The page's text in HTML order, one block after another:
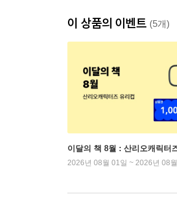
이 상품의 이벤트 (5개)
이달의 책 8월 : 산리오캐릭터
2026년 08월 01일 ~ 2026년 08